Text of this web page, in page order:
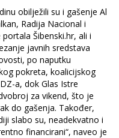
obilježili su i gašenje Al
Radija Nacional i
Šibenski.hr, ali i
javnih sredstava
po naputku
pokreta, koalicijskog
a, dok Glas Istre
za vikend, što je
do gašenja. Također,
slabo su, neadekvatno i
financirani“, naveo je